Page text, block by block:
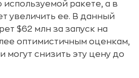
используемой ракете, а в
увеличить ее. В данный
$62 млн за запуск на
оптимистичным оценкам,
могут снизить эту цену до